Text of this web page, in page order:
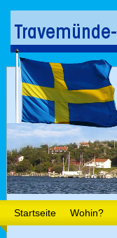
Startseite Wohin?